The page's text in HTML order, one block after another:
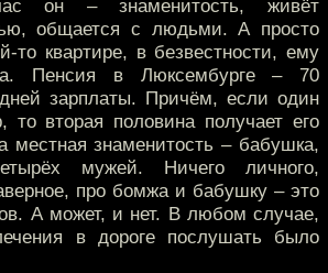
он – знаменитость, живёт
общается с людьми. А просто
то квартире, в безвестности, ему
Пенсия в Люксембурге – 70
зарплаты. Причём, если один
то вторая половина получает его
знаменитость – бабушка,
мужей. Ничего личного,
про бомжа и бабушку – это
А может, и нет. В любом случае,
в дороге послушать было